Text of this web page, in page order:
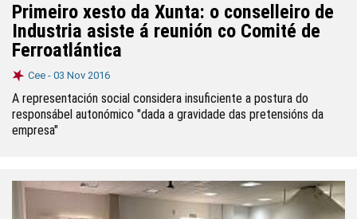
Primeiro xesto da Xunta: o conselleiro de
Industria asiste á reunión co Comité de
Ferroatlántica
Cee - 03 Nov 2016
A representación social considera insuficiente a postura do
responsábel autonómico "dada a gravidade das pretensións da
empresa"